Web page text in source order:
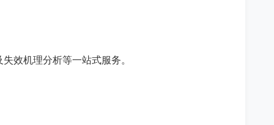
效机理分析等一站式服务。